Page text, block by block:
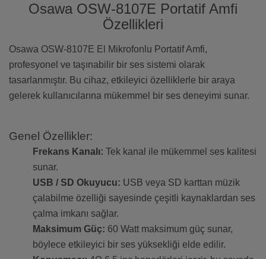
Osawa OSW-8107E Portatif Amfi
Özellikleri
Osawa OSW-8107E El Mikrofonlu Portatif Amfi,
profesyonel ve taşınabilir bir ses sistemi olarak
tasarlanmıştır. Bu cihaz, etkileyici özelliklerle bir araya
gelerek kullanıcılarına mükemmel bir ses deneyimi sunar.
Genel Özellikler:
Frekans Kanalı: Tek kanal ile mükemmel ses kalitesi
sunar.
USB / SD Okuyucu: USB veya SD karttan müzik
çalabilme özelliği sayesinde çeşitli kaynaklardan ses
çalma imkanı sağlar.
Maksimum Güç: 60 Watt maksimum güç sunar,
böylece etkileyici bir ses yüksekliği elde edilir.